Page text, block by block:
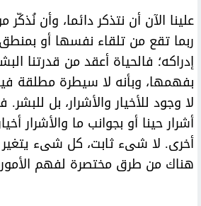
علينا الآن أن نتذكر دائما، وأن نُذكّر
ربما تقع من تلقاء نفسها أو
إدراكه؛ فالحياة أعقد من قدرتنا
بفهمها، وبأنه لا سيطرة مطلقة
لا وجود للأخيار والأشرار، بل
أشرار حينا أو بجوانب ما والأشرار
أخرى. لا شىء ثابت، كل شىء يتغير
هناك من طرق مختصرة لفهم